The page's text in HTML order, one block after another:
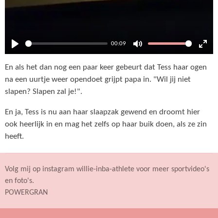
P
l
a
y
00:09
M
u
t
E
n
f
En als het dan nog een paar keer gebeurt dat Tess haar ogen
na een uurtje weer opendoet grijpt papa in. "Wil jij niet
slapen? Slapen zal je!".
En ja, Tess is nu aan haar slaapzak gewend en droomt hier
ook heerlijk in en mag het zelfs op haar buik doen, als ze zin
heeft.
Volg mij op instagram willie-inba-athlete voor meer sportvideo's
en foto's.
POWERGRAN